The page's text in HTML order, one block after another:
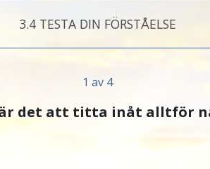
3.‎4 TESTA DIN FÖRSTÅELSE
1 av 4
det att titta inåt alltför